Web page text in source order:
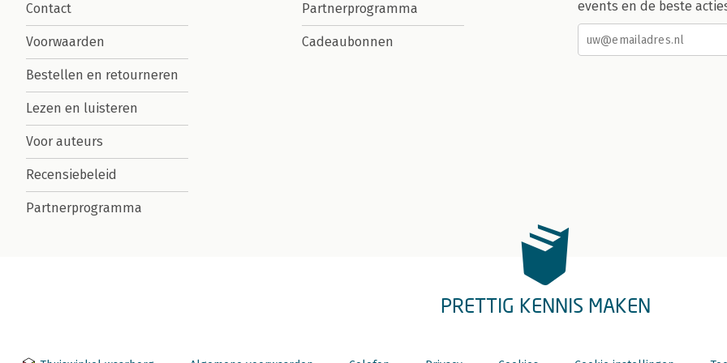
Contact
Voorwaarden
Bestellen en retourneren
Lezen en luisteren
Voor auteurs
Recensiebeleid
Partnerprogramma
Partnerprogramma
Cadeaubonnen
events en de beste
PRETTIG KENNIS MAKEN